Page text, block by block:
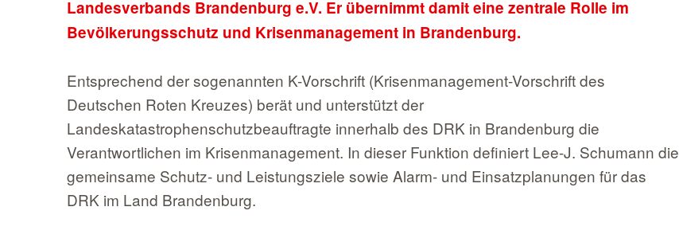
Landesverbands Brandenburg e.V. Er übernimmt damit eine zentrale Rolle im
Bevölkerungsschutz und Krisenmanagement in Brandenburg.
Entsprechend der sogenannten K-Vorschrift (Krisenmanagement-Vorschrift des
Deutschen Roten Kreuzes) berät und unterstützt der
Landeskatastrophenschutzbeauftragte innerhalb des DRK in Brandenburg die
Verantwortlichen im Krisenmanagement. In dieser Funktion definiert Lee-J. Schumann die
gemeinsame Schutz- und Leistungsziele sowie Alarm- und Einsatzplanungen für das
DRK im Land Brandenburg.